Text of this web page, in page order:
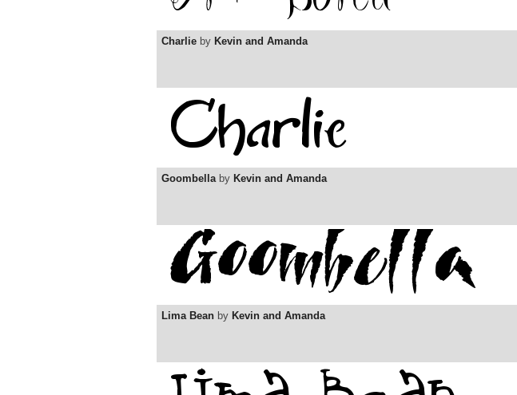
Charlie by Kevin and Amanda
Goombellaby Kevin and Amanda
Lima Bean by Kevin and Amanda